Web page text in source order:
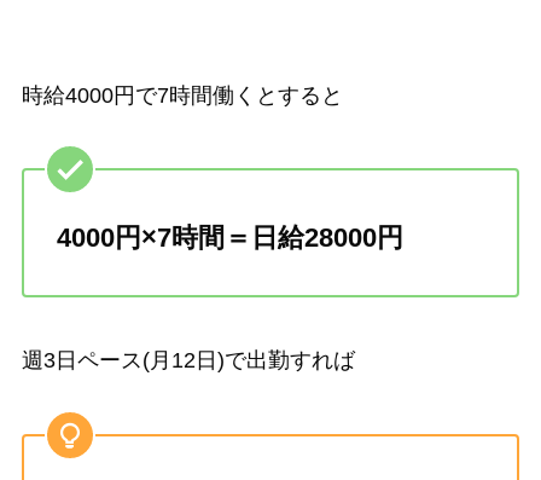
時給4000円で7時間働くとすると
4000円×7時間＝日給28000円
週3日ペース(月12日)で出勤すれば